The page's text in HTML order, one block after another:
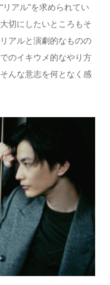
アル”を求められてい
切にしたいところもそ
アルと演劇的なものの
のイキウメ的なやり方
んな意志を何となく感